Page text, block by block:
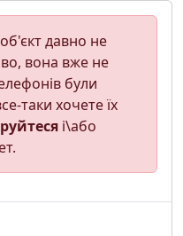
давно не
вона вже не
були
таки хочете їх
і\або